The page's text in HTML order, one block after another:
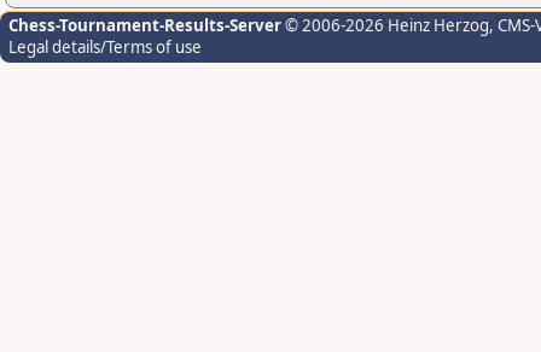
Chess-Tournament-Results-Server© 2006-2026 Heinz Herzog,
Legal details/Terms of use